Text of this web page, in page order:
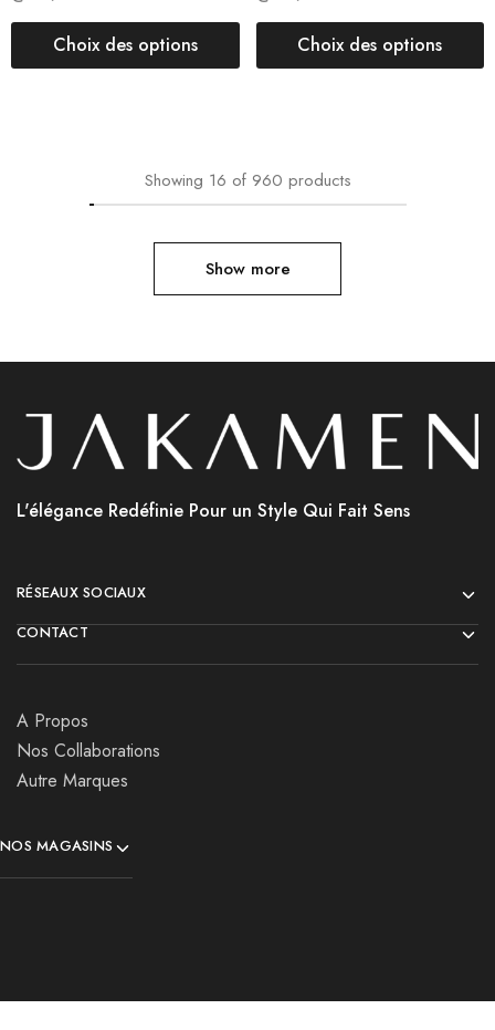
Choix des options Choix des options
Showing 16 of 960 products
Show more
L'élégance Redéfinie Pour un Style Qui Fait Sens
RÉSEAUX SOCIAUX
CONTACT
A Propos
Nos Collaborations
Autre Marques
NOS MAGASINS